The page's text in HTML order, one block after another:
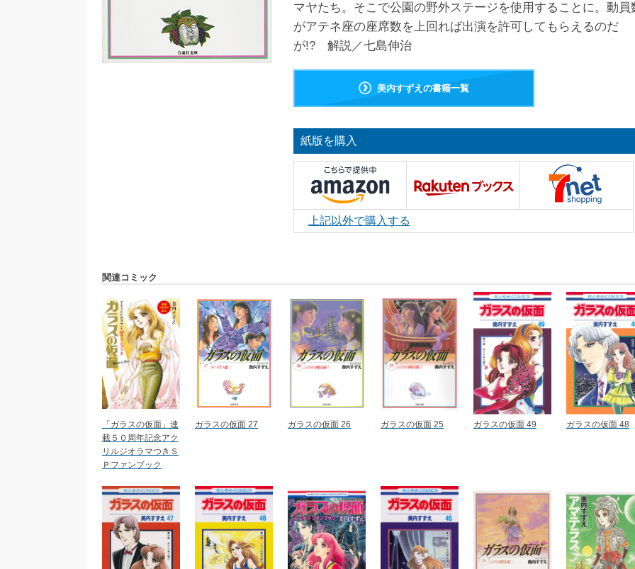
マヤたち。そこで公園の野外ステージを使用することに。動員
がアテネ座の座席数を上回れば出演を許可してもらえるのだ
が!? 解説／七島伸治
美内すずえの書籍一覧
紙版を購入
上記以外で購入する
関連コミック
「ガラスの仮面」連
載５０周年記念アク
リルジオラマつきＳ
Ｐファンブック
ガラスの仮面 27 ガラスの仮面 26 ガラスの仮面 25 ガラスの仮面 49 ガラスの仮面 48